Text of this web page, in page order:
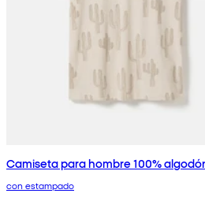
Camiseta para hombre 100%
con estampado